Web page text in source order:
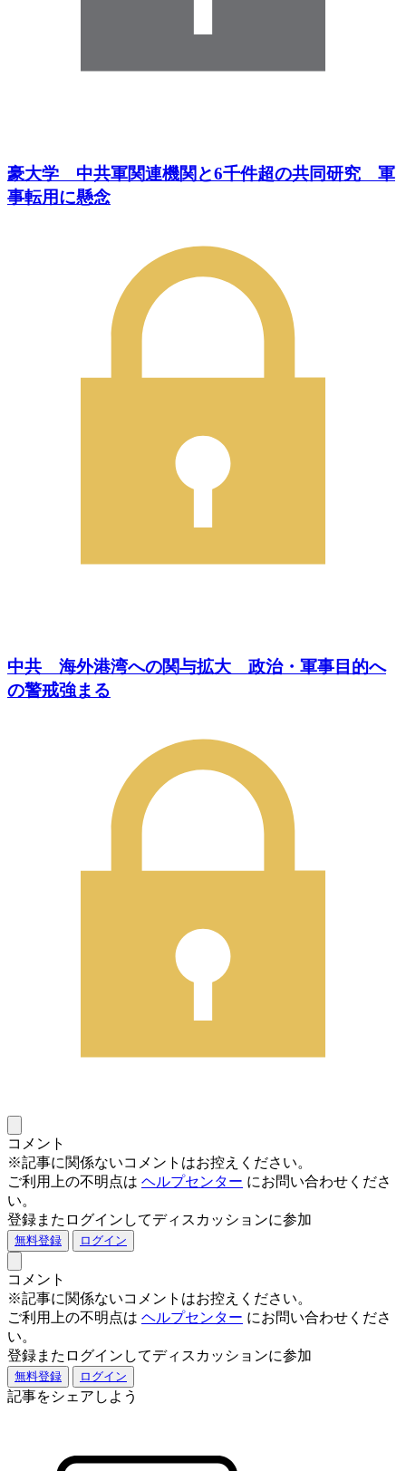
豪大学 中共軍関連機関と6千件超の共同研究 軍
事転用に懸念
中共 海外港湾への関与拡大 政治・軍事目的へ
の警戒強まる
コメント
※記事に関係ないコメントはお控えください。
ご利用上の不明点は ヘルプセンター にお問い合わせくださ
い。
登録またログインしてディスカッションに参加
無料登録 ログイン
コメント
※記事に関係ないコメントはお控えください。
ご利用上の不明点は ヘルプセンター にお問い合わせくださ
い。
登録またログインしてディスカッションに参加
無料登録 ログイン
記事をシェアしよう